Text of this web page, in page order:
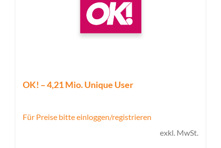
OK! – 4,21 Mio. Unique User
Für Preise bitte einloggen/registrieren
exkl. MwSt.